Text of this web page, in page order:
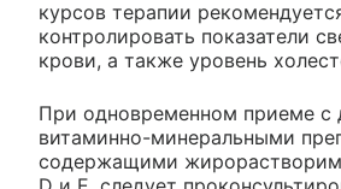
курсов терапии
контролировать показатели
крови, а также уровень
При одновременном приеме с
витаминно-минеральными
содержащими